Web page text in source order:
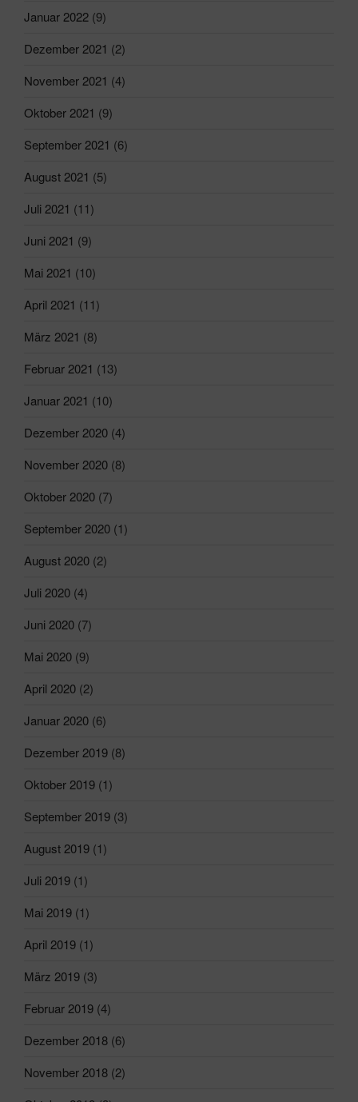
Januar 2022 (9)
Dezember 2021 (2)
November 2021 (4)
Oktober 2021 (9)
September 2021 (6)
August 2021 (5)
Juli 2021 (11)
Juni 2021 (9)
Mai 2021 (10)
April 2021 (11)
März 2021 (8)
Februar 2021 (13)
Januar 2021 (10)
Dezember 2020 (4)
November 2020 (8)
Oktober 2020 (7)
September 2020 (1)
August 2020 (2)
Juli 2020 (4)
Juni 2020 (7)
Mai 2020 (9)
April 2020 (2)
Januar 2020 (6)
Dezember 2019 (8)
Oktober 2019 (1)
September 2019 (3)
August 2019 (1)
Juli 2019 (1)
Mai 2019 (1)
April 2019 (1)
März 2019 (3)
Februar 2019 (4)
Dezember 2018 (6)
November 2018 (2)